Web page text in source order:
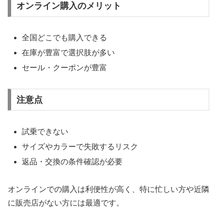
オンライン購入のメリット
全国どこでも購入できる
在庫が豊富で選択肢が多い
セール・クーポンが豊富
注意点
試乗できない
サイズやカラーで失敗するリスク
返品・交換の条件確認が必要
オンラインでの購入は利便性が高く、特に忙しい方や近隣
に販売店がない方には最適です。